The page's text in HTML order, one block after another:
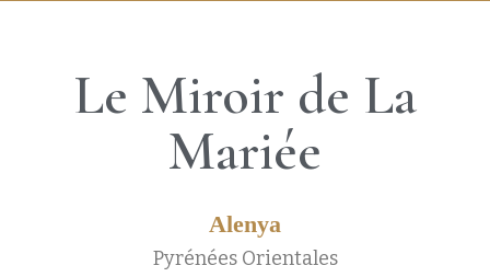
Le Miroir de La
Mariée
Alenya
Pyrénées Orientales